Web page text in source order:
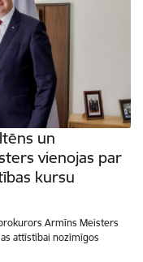
un
vienojas par
kursu
Armīns Meisters
attīstībai nozīmīgos